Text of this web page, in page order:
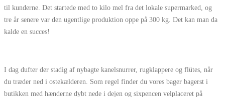
til kunderne. Det startede med to kilo mel fra det lokale supermarked, og
tre år senere var den ugentlige produktion oppe på 300 kg. Det kan man da
kalde en succes!
I dag dufter der stadig af nybagte kanelsnurrer, rugklappere og flütes, når
du træder ned i ostekælderen. Som regel finder du vores bager bagerst i
butikken med hænderne dybt nede i dejen og sixpencen velplaceret på